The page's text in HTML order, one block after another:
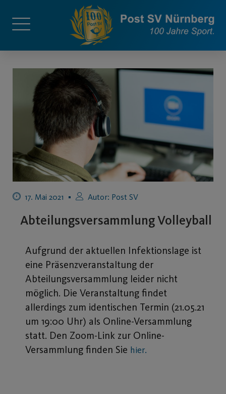
17. Mai 2021 Autor: Post SV
Abteilungsversammlung Volleyball
Aufgrund der aktuellen Infektionslage ist
eine Präsenzveranstaltung der
Abteilungsversammlung leider nicht
möglich. Die Veranstaltung findet
allerdings zum identischen Termin (21.05.21
um 19:00 Uhr) als Online-Versammlung
statt. Den Zoom-Link zur Online-
Versammlung finden Sie hier.